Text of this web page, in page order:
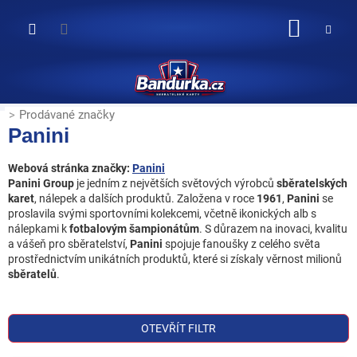
obsah
Prodávané značky
Panini
Webová stránka značky: Panini
Panini Group je jedním z největších světových výrobců sběratelských
karet, nálepek a dalších produktů. Založena v roce 1961, Panini se
proslavila svými sportovními kolekcemi, včetně ikonických alb s
nálepkami kfotbalovýmšampionátům. S důrazem na inovaci, kvalitu
a vášeň pro sběratelství, Panini spojuje fanoušky z celého světa
prostřednictvím unikátních produktů, které si získaly věrnost milionů
sběratelů.
OTEVŘÍT FILTR